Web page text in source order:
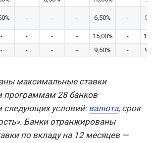
- - - 6,50% -
- - - - 15,00% -
- - - - 9,50% -
максимальные ставки
программам 28 банков
следующих условий: валюта, срок
Банки отранжированы
по вкладу на 12 месяцев —